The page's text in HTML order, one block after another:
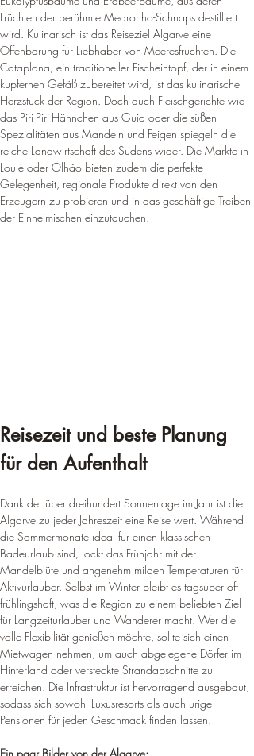
Früchten der berühmte Medronho-Schnaps destilliert
wird. Kulinarisch ist das Reiseziel Algarve eine
Offenbarung für Liebhaber von Meeresfrüchten. Die
Cataplana, ein traditioneller Fischeintopf, der in einem
kupfernen Gefäß zubereitet wird, ist das kulinarische
Herzstück der Region. Doch auch Fleischgerichte wie
das Piri-Piri-Hähnchen aus Guia oder die süßen
Spezialitäten aus Mandeln und Feigen spiegeln die
reiche Landwirtschaft des Südens wider. Die Märkte in
Loulé oder Olhão bieten zudem die perfekte
Gelegenheit, regionale Produkte direkt von den
Erzeugern zu probieren und in das geschäftige Treiben
der Einheimischen einzutauchen.
Reisezeit und beste Planung
für den Aufenthalt
Dank der über dreihundert Sonnentage im Jahr ist die
Algarve zu jeder Jahreszeit eine Reise wert. Während
die Sommermonate ideal für einen klassischen
Badeurlaub sind, lockt das Frühjahr mit der
Mandelblüte und angenehm milden Temperaturen für
Aktivurlauber. Selbst im Winter bleibt es tagsüber oft
frühlingshaft, was die Region zu einem beliebten Ziel
für Langzeiturlauber und Wanderer macht. Wer die
volle Flexibilität genießen möchte, sollte sich einen
Mietwagen nehmen, um auch abgelegene Dörfer im
Hinterland oder versteckte Strandabschnitte zu
erreichen. Die Infrastruktur ist hervorragend ausgebaut,
sodass sich sowohl Luxusresorts als auch urige
Pensionen für jeden Geschmack finden lassen.